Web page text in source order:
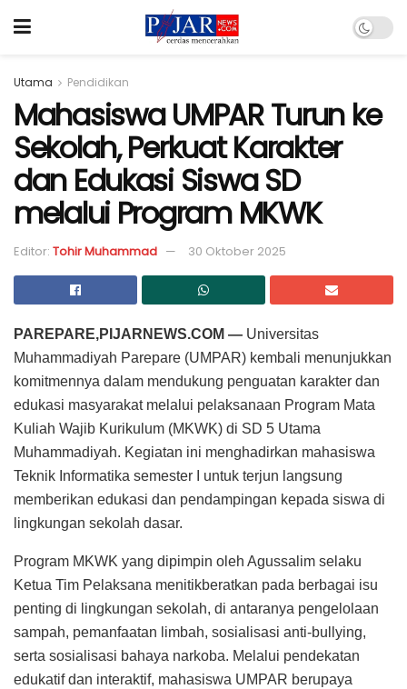
Utama Pendidikan
Mahasiswa UMPAR Turun ke
Sekolah, Perkuat Karakter
dan Edukasi Siswa SD
melalui Program MKWK
Editor: Tohir Muhammad 30 Oktober 2025
PAREPARE,PIJARNEWS.COM — Universitas
Muhammadiyah Parepare (UMPAR) kembali menunjukkan
komitmennya dalam mendukung penguatan karakter dan
edukasi masyarakat melalui pelaksanaan Program Mata
Kuliah Wajib Kurikulum (MKWK) di SD 5 Utama
Muhammadiyah. Kegiatan ini menghadirkan mahasiswa
Teknik Informatika semester I untuk terjun langsung
memberikan edukasi dan pendampingan kepada siswa di
lingkungan sekolah dasar.
Program MKWK yang dipimpin oleh Agussalim selaku
Ketua Tim Pelaksana menitikberatkan pada berbagai isu
penting di lingkungan sekolah, di antaranya pengelolaan
sampah, pemanfaatan limbah, sosialisasi anti-bullying,
serta sosialisasi bahaya narkoba. Melalui pendekatan
edukatif dan interaktif, mahasiswa UMPAR berupaya